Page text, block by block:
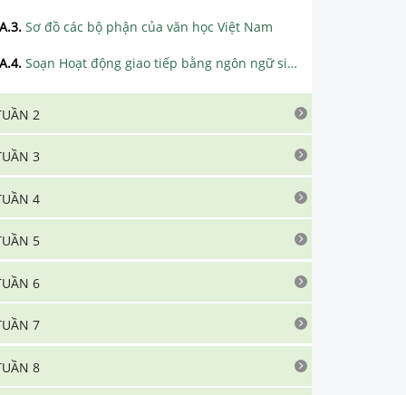
A.3. Sơ đồ các bộ phận của văn học Việt Nam
A.4. Soạn Hoạt động giao tiếp bằng ngôn ngữ siêu ngắn
2
3
4
5
6
7
8